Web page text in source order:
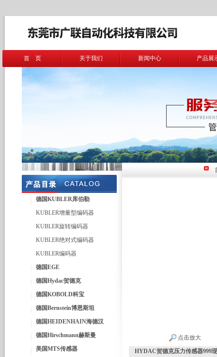
首 页 关于我们 新闻中心 产品展
德国KUBLER库伯勒
KUBLER增量型编码器
KUBLER旋转编码器
KUBLER绝对式编码器
KUBLER编码器
德国EGE
德国Hydac贺德克
德国KOBOLD科宝
德国Bernstein博恩斯坦
德国HEIDENHAIN海德汉
德国Hirschmann赫斯曼
美国MTS传感器
点击放大
HYDAC贺德克压力传感器999